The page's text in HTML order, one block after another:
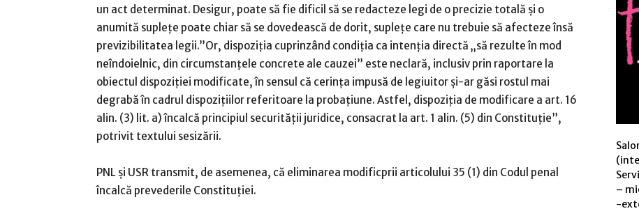
un act determinat. Desigur, poate să fie dificil să se redacteze legi de o precizie totală şi o
anumită supleţe poate chiar să se dovedească de dorit, supleţe care nu trebuie să afecteze însă
previzibilitatea legii.”Or, dispoziţia cuprinzând condiţia ca intenţia directă „să rezulte în mod
neîndoielnic, din circumstanţele concrete ale cauzei” este neclară, inclusiv prin raportare la
obiectul dispoziţiei modificate, în sensul că cerinţa impusă de legiuitor şi-ar găsi rostul mai
degrabă în cadrul dispoziţiilor referitoare la probaţiune. Astfel, dispoziţia de modificare a art. 16
alin. (3) lit. a) încalcă principiul securităţii juridice, consacrat la art. 1 alin. (5) din Constituţie”,
potrivit textului sesizării.
PNL şi USR transmit, de asemenea, că eliminarea modificprii articolului 35 (1) din Codul penal
încalcă prevederile Constituţiei.
–
-